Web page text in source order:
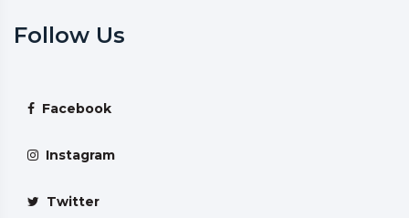
Follow Us
Facebook
Instagram
Twitter